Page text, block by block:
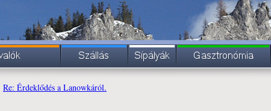
Re: Érdeklődés a Lanowkáról.